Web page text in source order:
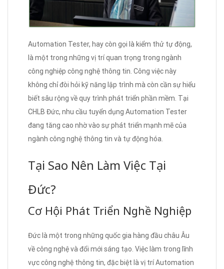
Automation Tester, hay còn gọi là kiểm thử tự động,
là một trong những vị trí quan trọng trong ngành
công nghiệp công nghệ thông tin. Công việc này
không chỉ đòi hỏi kỹ năng lập trình mà còn cần sự hiểu
biết sâu rộng về quy trình phát triển phần mềm. Tại
CHLB Đức, nhu cầu tuyển dụng Automation Tester
đang tăng cao nhờ vào sự phát triển mạnh mẽ của
ngành công nghệ thông tin và tự động hóa.
Tại Sao Nên Làm Việc Tại
Đức?
Cơ Hội Phát Triển Nghề Nghiệp
Đức là một trong những quốc gia hàng đầu châu Âu
về công nghệ và đổi mới sáng tạo. Việc làm trong lĩnh
vực công nghệ thông tin, đặc biệt là vị trí Automation